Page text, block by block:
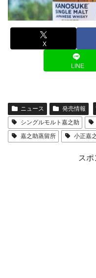
X
LINE
ニュース 発売情報
シングルモルト嘉之助
嘉之助蒸留所
小正嘉
スポ